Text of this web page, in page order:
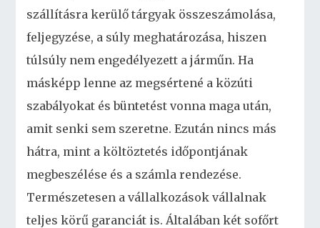
szállításra kerülő tárgyak összeszámolása,
feljegyzése, a súly meghatározása, hiszen
túlsúly nem engedélyezett a járműn. Ha
másképp lenne az megsértené a közúti
szabályokat és büntetést vonna maga után,
amit senki sem szeretne. Ezután nincs más
hátra, mint a költöztetés időpontjának
megbeszélése és a számla rendezése.
Természetesen a vállalkozások vállalnak
teljes körű garanciát is. Általában két sofőrt